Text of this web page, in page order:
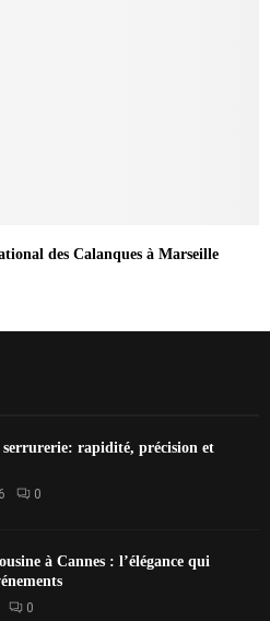
des Calanques à Marseille
serrurerie: rapidité, précision et
0
à Cannes : l’élégance qui
0